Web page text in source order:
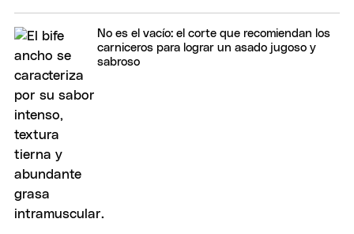
No es el vacío: el corte que recomiendan los
carniceros para lograr un asado jugoso y
sabroso